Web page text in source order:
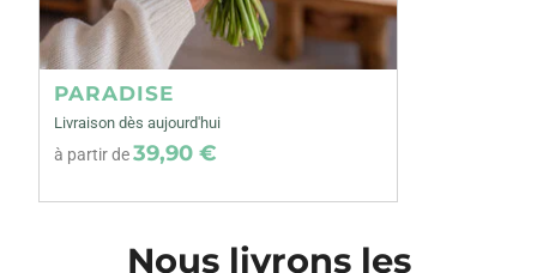
PARADISE
Livraison dès aujourd'hui
à partir de39,90 €
Nous livrons les